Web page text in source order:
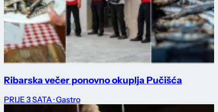
Ribarska večer ponovno okuplja Pučišća
PRIJE 3 SATA · Gastro